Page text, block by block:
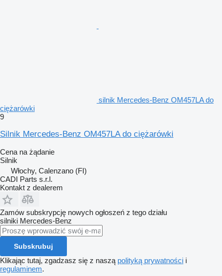
silnik Mercedes-Benz OM457LA do
ciężarówki
9
Silnik Mercedes-Benz OM457LA do ciężarówki
Cena na żądanie
Silnik
Włochy, Calenzano (FI)
CADI Parts s.r.l.
Kontakt z dealerem
Zamów subskrypcję nowych ogłoszeń z tego działu
silniki Mercedes-Benz
Subskrubuj
Klikając tutaj, zgadzasz się z naszą polityką prywatności i
regulaminem.